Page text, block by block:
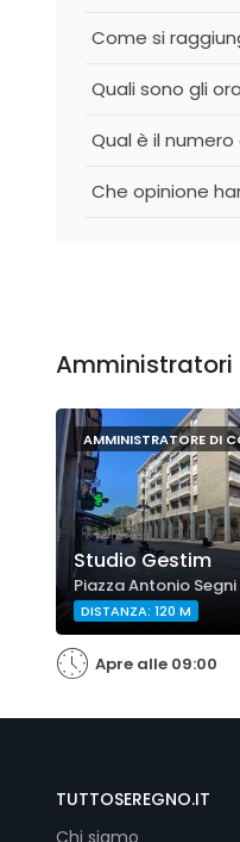
Come si
Quali sono gli
Qual è il
Che opinione
Amministratori
AMMINISTRATORE DI
Studio Gestim
Piazza Antonio
DISTANZA: 120 M
Apre alle 09:00
TUTTOSEREGNO.IT
Chi siamo